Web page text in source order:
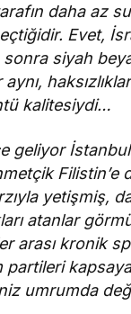
daha az
Evet,
sonra siyah
kalitesiydi…
Filistin’e
yetişmiş,
atanlar
arası kronik
partileri
umrumda